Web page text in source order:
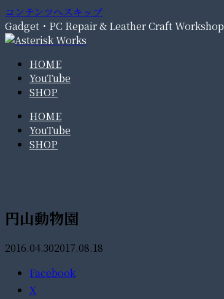
コンテンツへスキップ
Gadget・PC Repair & Leather Craft Workshop
HOME
YouTube
SHOP
HOME
YouTube
SHOP
円山動物園
2016.04.302017.08.18
Facebook
X